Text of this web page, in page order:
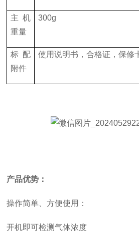
主机
重量
300g
标配
附件
使用说明书，合格证，保修
产品优势：
操作简单、方便使用：
开机即可检测气体浓度